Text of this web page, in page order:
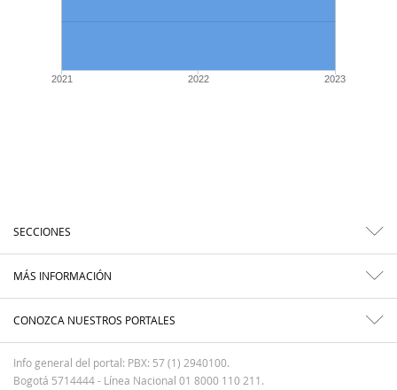
2021 2022 2023
SECCIONES
MÁS INFORMACIÓN
CONOZCA NUESTROS PORTALES
Info general del portal: PBX: 57 (1) 2940100.
Bogotá 5714444 - Línea Nacional 01 8000 110 211.